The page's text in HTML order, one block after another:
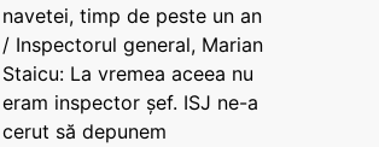
navetei, timp de peste un an
/ Inspectorul general, Marian
Staicu: La vremea aceea nu
eram inspector șef. ISJ ne-a
cerut să depunem